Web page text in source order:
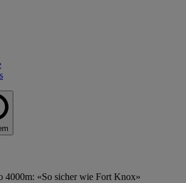
4000m: «So sicher wie Fort Knox»